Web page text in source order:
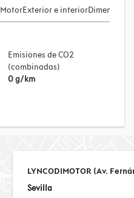
MotorExterior e interior
Emisiones de CO2
(combinadas)
0 g/km
LYNCODIMOTOR (Av.
Sevilla